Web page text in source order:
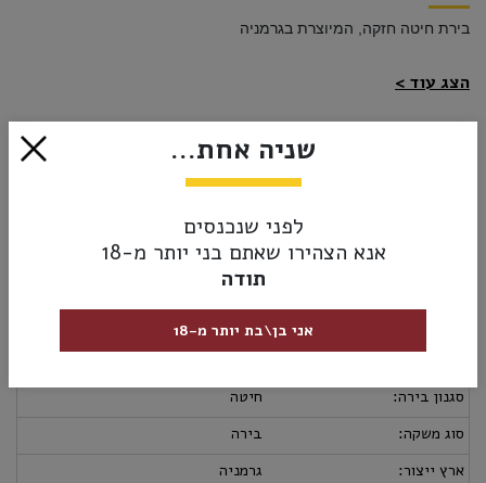
בירת חיטה חזקה, המיוצרת בגרמניה
הצג עוד
₪12.00
אזל מהמלאי
אספקה ומשלוחים מדיניות החזרות
סגנון בירה:
חיטה
סוג משקה:
בירה
ארץ ייצור:
גרמניה
שניה אחת...
לפני שנכנסים
אנא הצהירו שאתם בני יותר מ-18
תודה
אני בן\בת יותר מ-18